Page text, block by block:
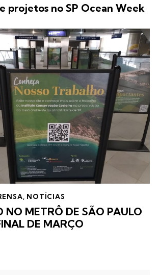
projetos no SP Ocean Week
, NOTÍCIAS
NO METRÔ DE SÃO PAULO
DE MARÇO